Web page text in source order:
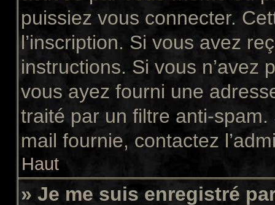
puissiez vous connecter.
l’inscription. Si vous avez
instructions. Si vous n’avez
vous ayez fourni une
traité par un filtre anti-spam.
mail fournie, contactez
Haut
» Je me suis enregistré